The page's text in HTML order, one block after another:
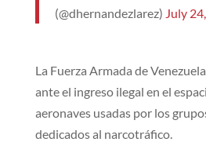
(@dhernandezlarez) July
La Fuerza Armada de
ante el ingreso ilegal en el
aeronaves usadas por los
dedicados al narcotráfico.